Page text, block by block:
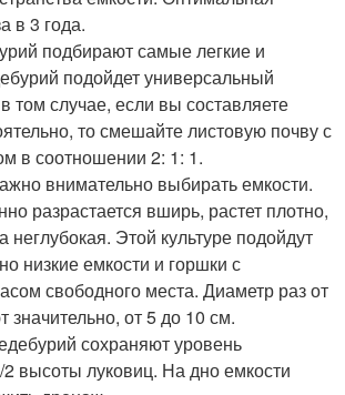
в 3 года.
подбирают самые легкие и
подойдет универсальный
том случае, если вы составляете
то смешайте листовую почву с
в соотношении 2: 1: 1.
внимательно выбирать емкости.
разрастается вширь, растет плотно,
неглубокая. Этой культуре подойдут
низкие емкости и горшки с
свободного места. Диаметр раз от
значительно, от 5 до 10 см.
сохраняют уровень
2 высоты луковиц. На дно емкости